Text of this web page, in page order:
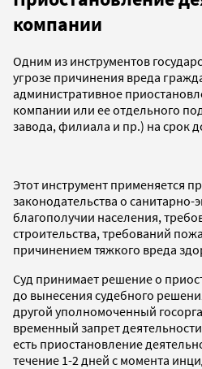
компании
Одним из инструментов
угрозе причинения вреда
административное
компании или ее отдельного
завода, филиала и пр.) на срок
Этот инструмент применяется
законодательства о
благополучии населения,
строительства, требований
причинением тяжкого вреда
Суд принимает решение о
до вынесения судебного
другой уполномоченный
временный запрет
есть приостановление
течение 1-2 дней с момента